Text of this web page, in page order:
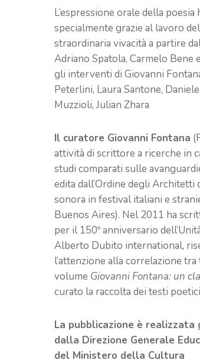
L’espressione orale della
specialmente grazie al lavoro
straordinaria vivacità a partire
Adriano Spatola, Carmelo
gli interventi di Giovanni
Peterlini, Laura Santone,
Muzzioli, Julian Zhara
Il curatore Giovanni Fontana
attività di scrittore a ricerche in
studi comparati sulle
edita dall’Ordine degli
sonora in festival italiani e
Buenos Aires). Nel 2011 ha
per il 150º anniversario
Alberto Dubito international,
l’attenzione alla correlazione
volume Giovanni Fontana: un
curato la raccolta dei testi
La pubblicazione è
dalla Direzione Generale
del Ministero della Cultura